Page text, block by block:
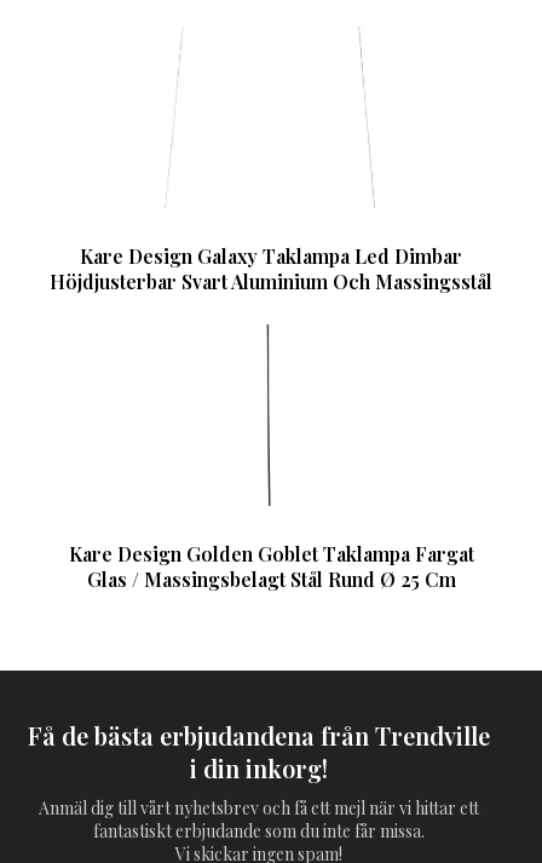
Kare Design Galaxy Taklampa Led Dimbar
Höjdjusterbar Svart Aluminium Och Massingsstål
Kare Design Golden Goblet Taklampa Fargat
Glas / Massingsbelagt Stål Rund Ø 25 Cm
Få de bästa erbjudandena från Trendville
i din inkorg!
Anmäl dig till vårt nyhetsbrev och få ett mejl när vi hittar ett
fantastiskt erbjudande som du inte får missa.
Vi skickar ingen spam!